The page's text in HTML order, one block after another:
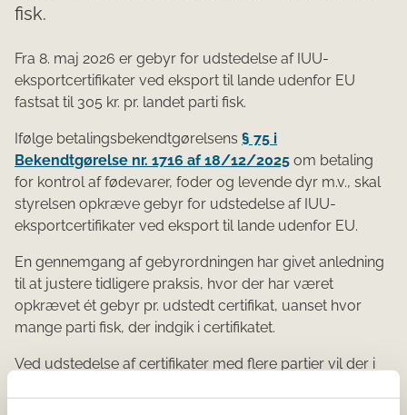
fisk.
Fra 8. maj 2026 er gebyr for udstedelse af IUU-
eksportcertifikater ved eksport til lande udenfor EU
fastsat til 305 kr. pr. landet parti fisk.
Ifølge betalingsbekendtgørelsens § 75 i
Bekendtgørelse nr. 1716 af 18/12/2025 om betaling
for kontrol af fødevarer, foder og levende dyr m.v., skal
styrelsen opkræve gebyr for udstedelse af IUU-
eksportcertifikater ved eksport til lande udenfor EU.
En gennemgang af gebyrordningen har givet anledning
til at justere tidligere praksis, hvor der har været
opkrævet ét gebyr pr. udstedt certifikat, uanset hvor
mange parti fisk, der indgik i certifikatet.
Ved udstedelse af certifikater med flere partier vil der i